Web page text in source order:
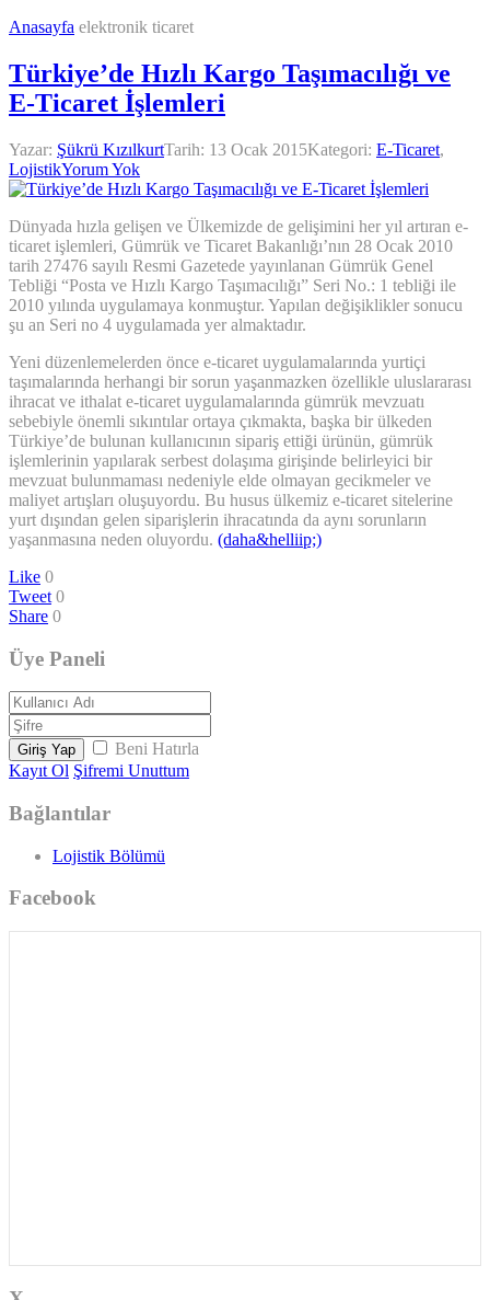
Anasayfa elektronik ticaret
Türkiye’de Hızlı Kargo Taşımacılığı ve
E-Ticaret İşlemleri
Yazar: Şükrü KızılkurtTarih: 13 Ocak 2015Kategori: E-Ticaret,
LojistikYorum Yok
Dünyada hızla gelişen ve Ülkemizde de gelişimini her yıl artıran e-
ticaret işlemleri, Gümrük ve Ticaret Bakanlığı’nın 28 Ocak 2010
tarih 27476 sayılı Resmi Gazetede yayınlanan Gümrük Genel
Tebliği “Posta ve Hızlı Kargo Taşımacılığı” Seri No.: 1 tebliği ile
2010 yılında uygulamaya konmuştur. Yapılan değişiklikler sonucu
şu an Seri no 4 uygulamada yer almaktadır.
Yeni düzenlemelerden önce e-ticaret uygulamalarında yurtiçi
taşımalarında herhangi bir sorun yaşanmazken özellikle uluslararası
ihracat ve ithalat e-ticaret uygulamalarında gümrük mevzuatı
sebebiyle önemli sıkıntılar ortaya çıkmakta, başka bir ülkeden
Türkiye’de bulunan kullanıcının sipariş ettiği ürünün, gümrük
işlemlerinin yapılarak serbest dolaşıma girişinde belirleyici bir
mevzuat bulunmaması nedeniyle elde olmayan gecikmeler ve
maliyet artışları oluşuyordu. Bu husus ülkemiz e-ticaret sitelerine
yurt dışından gelen siparişlerin ihracatında da aynı sorunların
yaşanmasına neden oluyordu. (daha&helliip;)
Like 0
Tweet 0
Share 0
Üye Paneli
Giriş Yap
Beni Hatırla
Kayıt Ol Şifremi Unuttum
Bağlantılar
Lojistik Bölümü
Facebook